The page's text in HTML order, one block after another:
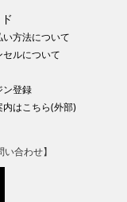
方法について
ルについて
ン登録
はこちら(外部)
合わせ】